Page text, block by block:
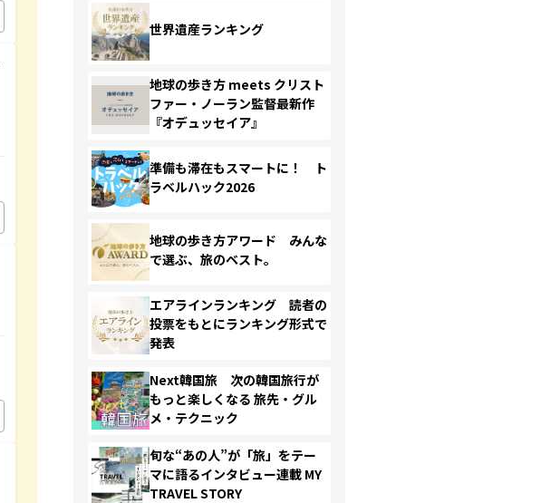
世界遺産ランキング
地球の歩き方 meets クリスト
ファー・ノーラン監督最新作
『オデュッセイア』
準備も滞在もスマートに！ ト
ラベルハック2026
地球の歩き方アワード みんな
で選ぶ、旅のベスト。
エアラインランキング 読者の
投票をもとにランキング形式で
発表
Next韓国旅 次の韓国旅行が
もっと楽しくなる 旅先・グル
メ・テクニック
旬な“あの人”が「旅」をテー
マに語るインタビュー連載 MY
TRAVEL STORY